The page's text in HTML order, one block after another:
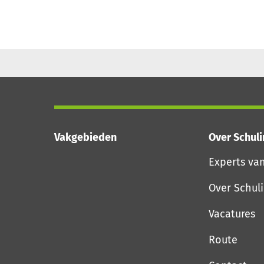
Vakgebieden
Over
Experts
Over
Vacatures
Route